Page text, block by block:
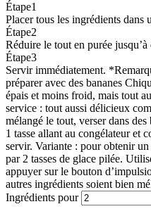
Étape1
Placer tous les ingrédients dans
Étape2
Réduire le tout en purée
Étape3
Servir immédiatement.
préparer avec des bananes
épais et moins froid, mais tout
service : tout aussi délicieux
mélangé le tout, verser dans
1 tasse allant au congélateur et
servir. Variante : pour obtenir
par 2 tasses de glace pilée.
appuyer sur le bouton
autres ingrédients soient bien
Ingrédients pour